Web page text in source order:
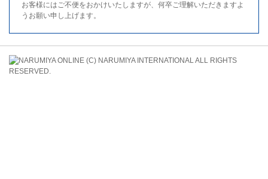
お客様にはご不便をおかけいたしますが、何卒ご理解いただきますよ
うお願い申し上げます。